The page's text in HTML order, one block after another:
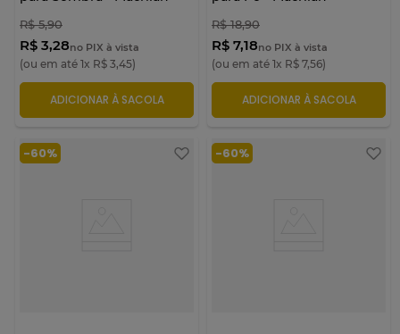
R$ 5,90
R$ 3,28no PIX à vista
(ou em até 1x R$ 3,45)
ADICIONAR À SACOLA
R$ 18,90
R$ 7,18no PIX à vista
(ou em até 1x R$ 7,56)
ADICIONAR À SACOLA
-60% -60%